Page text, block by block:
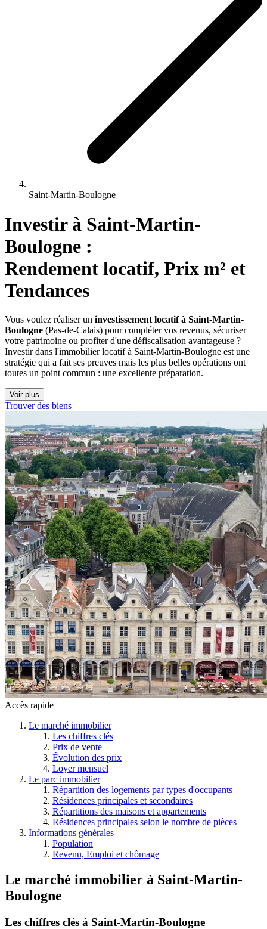
Saint-Martin-Boulogne
Investir à Saint-Martin-
Boulogne :
Rendement locatif, Prix m² et
Tendances
Vous voulez réaliser un investissement locatif à Saint-Martin-
Boulogne (Pas-de-Calais) pour compléter vos revenus, sécuriser
votre patrimoine ou profiter d'une défiscalisation avantageuse ?
Investir dans l'immobilier locatif à Saint-Martin-Boulogne est une
stratégie qui a fait ses preuves mais les plus belles opérations ont
toutes un point commun : une excellente préparation.
Voir plus
Trouver des biens
Accès rapide
Le marché immobilier
Les chiffres clés
Prix de vente
Évolution des prix
Loyer mensuel
Le parc immobilier
Répartition des logements par types d'occupants
Résidences principales et secondaires
Répartitions des maisons et appartements
Résidences principales selon le nombre de pièces
Informations générales
Population
Revenu, Emploi et chômage
Le marché immobilier à Saint-Martin-
Boulogne
Les chiffres clés à Saint-Martin-Boulogne